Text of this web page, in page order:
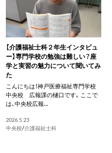
【介護福祉士科２年生インタビュ
ー】専門学校の勉強は難しい？座
学と実習の魅力について聞いてみ
た
こんにちは！神戸医療福祉専門学校
中央校 広報課の樋口です。ここで
は、中央校広報...
2026.5.23
中央校/介護福祉士科